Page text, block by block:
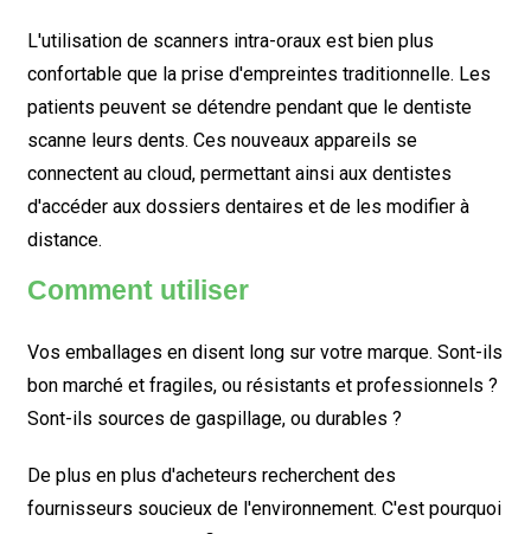
L'utilisation de scanners intra-oraux est bien plus
confortable que la prise d'empreintes traditionnelle. Les
patients peuvent se détendre pendant que le dentiste
scanne leurs dents. Ces nouveaux appareils se
connectent au cloud, permettant ainsi aux dentistes
d'accéder aux dossiers dentaires et de les modifier à
distance.
Comment utiliser
Vos emballages en disent long sur votre marque. Sont-ils
bon marché et fragiles, ou résistants et professionnels ?
Sont-ils sources de gaspillage, ou durables ?
De plus en plus d'acheteurs recherchent des
fournisseurs soucieux de l'environnement. C'est pourquoi